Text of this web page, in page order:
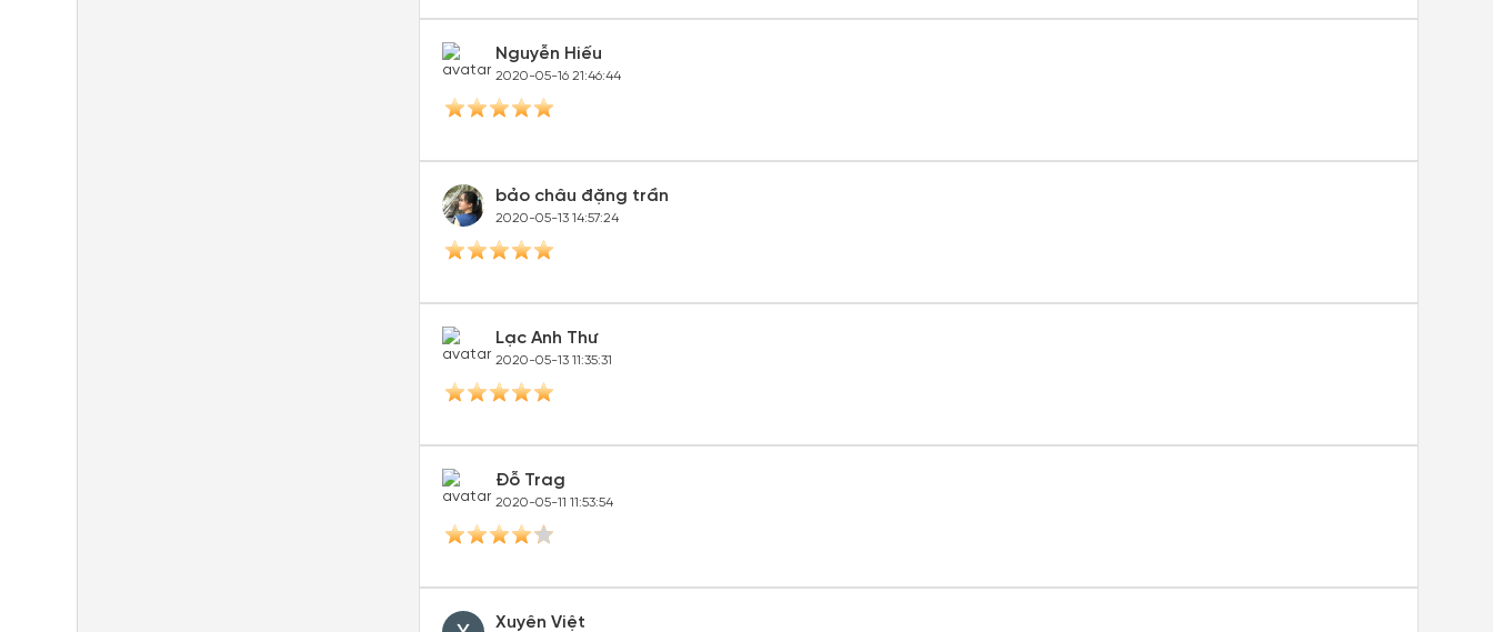
Nguyễn Hiếu
2020-05-16 21:46:44
bảo châu đặng trần
2020-05-13 14:57:24
Lạc Anh Thư
2020-05-13 11:35:31
Đỗ Trag
2020-05-11 11:53:54
Xuyên Việt